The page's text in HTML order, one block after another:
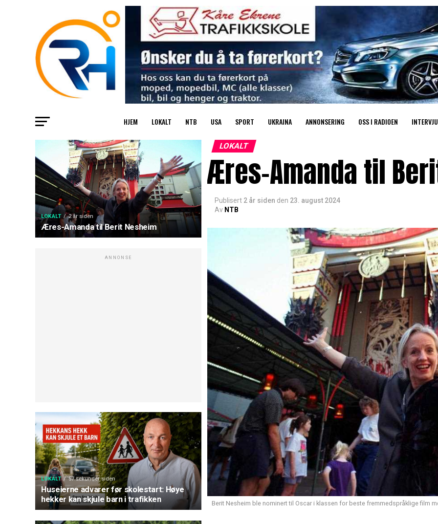
HJEM LOKALT NTB USA SPORT UKRAINA ANNONSERING OSS I RADIOEN INTERVJU
LOKALT 2 år siden
Æres-Amanda til Berit Nesheim
ANNONSE
LOKALT 57 sekunder siden
Huseierne advarer før skolestart: Høye
hekker kan skjule barn i trafikken
LOKALT
Æres-Amanda til
Publisert 2 år siden den 23. august 2024
Av NTB
Berit Nesheim ble nominert til Oscar i klassen for beste fremmedspråklige film